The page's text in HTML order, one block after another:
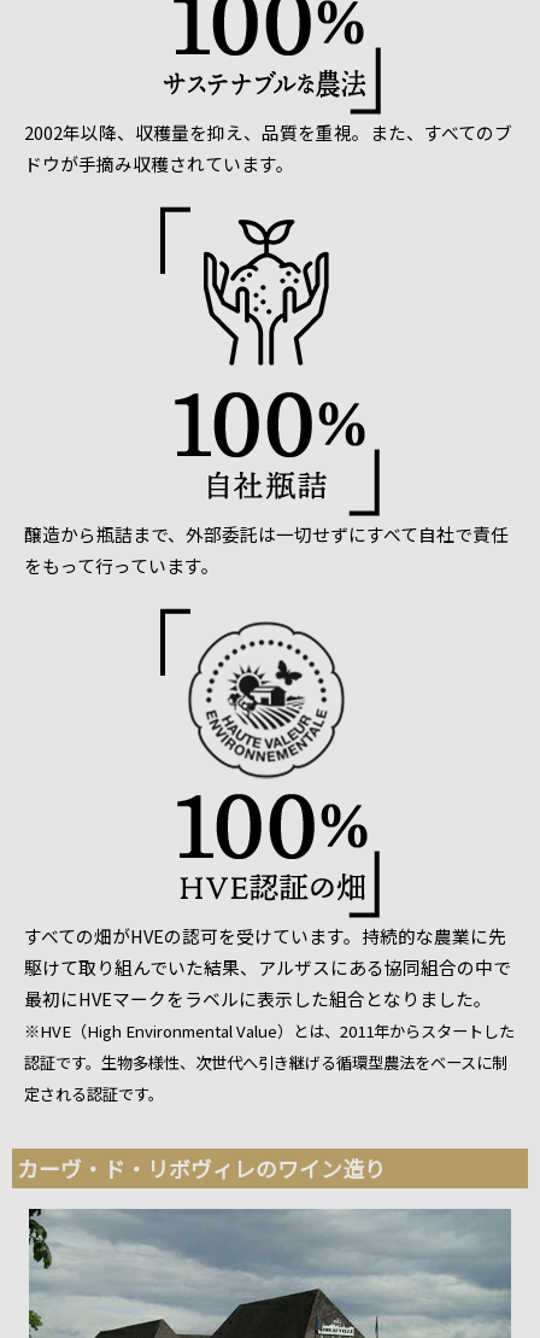
2002年以降、収穫量を抑え、品質を重視。また、すべてのブ
ドウが手摘み収穫されています。
醸造から瓶詰まで、外部委託は一切せずにすべて自社で責任
をもって行っています。
すべての畑がHVEの認可を受けています。持続的な農業に先
駆けて取り組んでいた結果、アルザスにある協同組合の中で
最初にHVEマークをラベルに表示した組合となりました。
※HVE（High Environmental Value）とは、2011年からスタートした
認証です。生物多様性、次世代へ引き継げる循環型農法をベースに制
定される認証です。
カーヴ・ド・リボヴィレのワイン造り